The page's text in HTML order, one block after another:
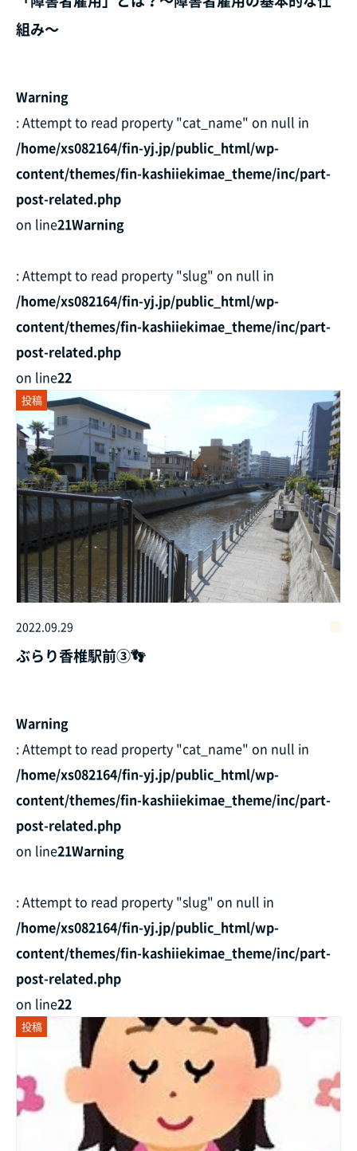
組み～
Warning
: Attempt to read property "cat_name" on null in
/home/xs082164/fin-yj.jp/public_html/wp-
content/themes/fin-kashiiekimae_theme/inc/part-
post-related.php
on line21Warning
: Attempt to read property "slug" on null in
/home/xs082164/fin-yj.jp/public_html/wp-
content/themes/fin-kashiiekimae_theme/inc/part-
post-related.php
on line22
投稿
2022.09.29
ぶらり香椎駅前③👣
Warning
: Attempt to read property "cat_name" on null in
/home/xs082164/fin-yj.jp/public_html/wp-
content/themes/fin-kashiiekimae_theme/inc/part-
post-related.php
on line21Warning
: Attempt to read property "slug" on null in
/home/xs082164/fin-yj.jp/public_html/wp-
content/themes/fin-kashiiekimae_theme/inc/part-
post-related.php
on line22
投稿